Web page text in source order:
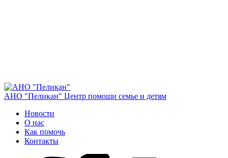
АНО "Пеликан" Центр помощи семье и детям
Новости
О нас
Как помочь
Контакты